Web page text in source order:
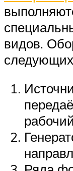
видов.